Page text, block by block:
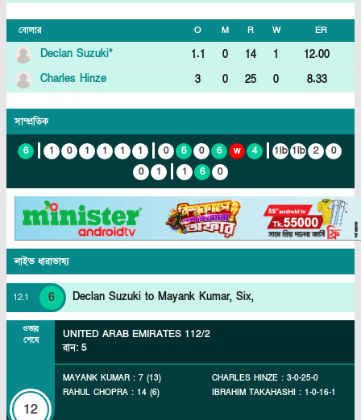
বোলার O M R W ER
Declan Suzuki* 1.1 0 14 1
12.00
Charles Hinze
3 0 25 0 8.33
সাম্প্রতিক
6 1 0 1 1 1 1 0 6 0 6 w 4 1lb 1lb 2
0
0
1 1 6 0
লাইভ ধারাভাষ্য
12.1 6 Declan Suzuki to Mayank Kumar, Six,
ওভার
শেষে
12
UNITED ARAB EMIRATES 112/2
রান: 5
MAYANK KUMAR : 7 (13)
RAHUL CHOPRA : 14 (6)
CHARLES HINZE : 3-0-25-0
IBRAHIM TAKAHASHI : 1-0-16-1